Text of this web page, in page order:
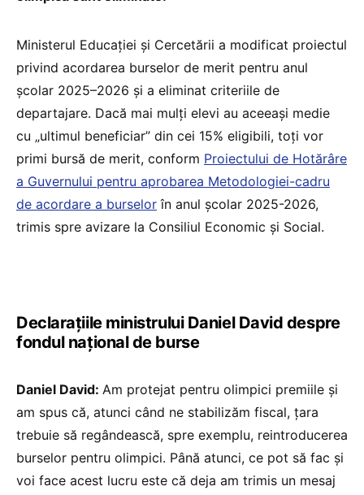
Ministerul Educației și Cercetării a modificat proiectul
privind acordarea burselor de merit pentru anul
școlar 2025–2026 și a eliminat criteriile de
departajare. Dacă mai mulți elevi au aceeași medie
cu „ultimul beneficiar” din cei 15% eligibili, toți vor
primi bursă de merit, conform Proiectului de Hotărâre
a Guvernului pentru aprobarea Metodologiei-cadru
de acordare a burselor în anul școlar 2025-2026,
trimis spre avizare la Consiliul Economic și Social.
Declarațiile ministrului Daniel David despre
fondul național de burse
Daniel David: Am protejat pentru olimpici premiile și
am spus că, atunci când ne stabilizăm fiscal, țara
trebuie să regândească, spre exemplu, reintroducerea
burselor pentru olimpici. Până atunci, ce pot să fac și
voi face acest lucru este că deja am trimis un mesaj